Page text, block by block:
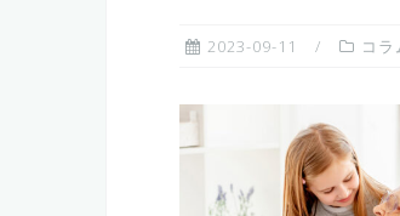
2023-09-11 コラ